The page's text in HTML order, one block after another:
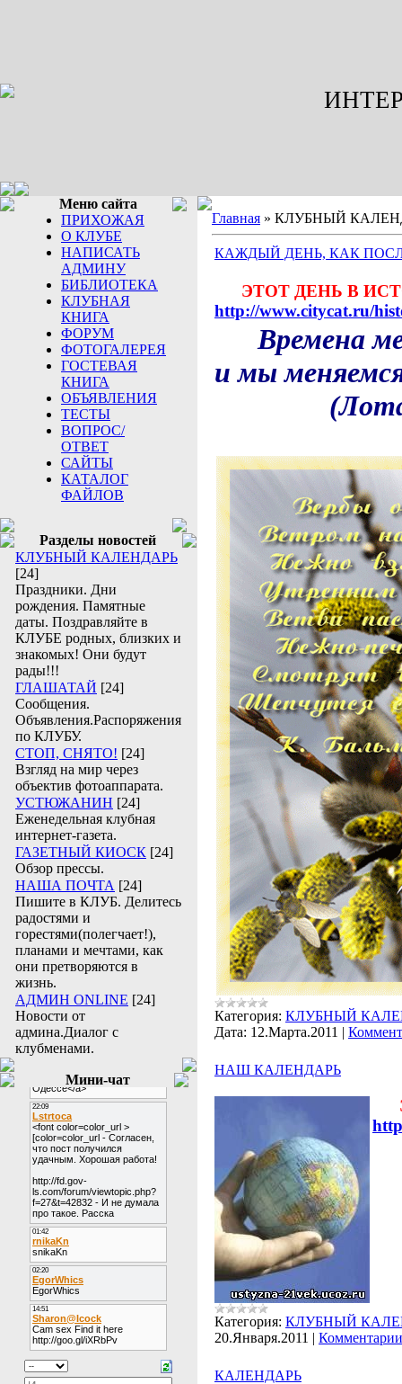
Меню сайта
ПРИХОЖАЯ
О КЛУБЕ
НАПИСАТЬ
АДМИНУ
БИБЛИОТЕКА
КЛУБНАЯ
КНИГА
ФОРУМ
ФОТОГАЛЕРЕЯ
ГОСТЕВАЯ
КНИГА
ОБЪЯВЛЕНИЯ
ТЕСТЫ
ВОПРОС/
ОТВЕТ
САЙТЫ
КАТАЛОГ
ФАЙЛОВ
Разделы новостей
КЛУБНЫЙ КАЛЕНДАРЬ
[24]
Праздники. Дни
рождения. Памятные
даты. Поздравляйте в
КЛУБЕ родных, близких и
знакомых! Они будут
рады!!!
ГЛАШАТАЙ [24]
Сообщения.
Объявления.Распоряжения
по КЛУБУ.
СТОП, СНЯТО! [24]
Взгляд на мир через
объектив фотоаппарата.
УСТЮЖАНИН [24]
Еженедельная клубная
интернет-газета.
ГАЗЕТНЫЙ КИОСК [24]
Обзор прессы.
НАША ПОЧТА [24]
Пишите в КЛУБ. Делитесь
радостями и
горестями(полегчает!),
планами и мечтами, как
они претворяются в
жизнь.
АДМИН ONLINE [24]
Новости от
админа.Диалог с
клубменами.
Мини-чат
Главная » КЛУБНЫЙ
КАЖДЫЙ ДЕНЬ, КАК
ЭТОТ ДЕНЬ В
http://www.citycat.ru/
Времена
и мы
Категория: КЛУБНЫЙ
Дата: 12.Марта.2011 |
НАШ КАЛЕНДАРЬ
Категория: КЛУБНЫЙ
20.Января.2011 |
КАЛЕНДАРЬ